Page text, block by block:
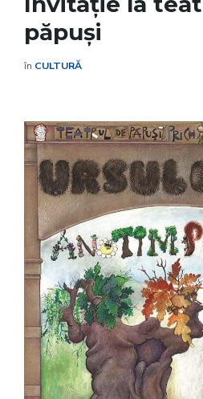
păpuși
în CULTURĂ